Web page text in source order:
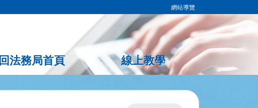
回法務局首頁 線上教學
網站導覽